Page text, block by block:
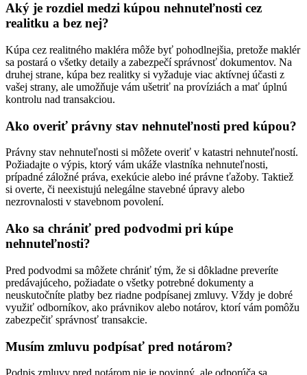
Aký je rozdiel medzi kúpou nehnuteľnosti cez
realitku a bez nej?
Kúpa cez realitného makléra môže byť pohodlnejšia, pretože maklér
sa postará o všetky detaily a zabezpečí správnosť dokumentov. Na
druhej strane, kúpa bez realitky si vyžaduje viac aktívnej účasti z
vašej strany, ale umožňuje vám ušetriť na províziách a mať úplnú
kontrolu nad transakciou.
Ako overiť právny stav nehnuteľnosti pred kúpou?
Právny stav nehnuteľnosti si môžete overiť v katastri nehnuteľností.
Požiadajte o výpis, ktorý vám ukáže vlastníka nehnuteľnosti,
prípadné záložné práva, exekúcie alebo iné právne ťažoby. Taktiež
si overte, či neexistujú nelegálne stavebné úpravy alebo
nezrovnalosti v stavebnom povolení.
Ako sa chrániť pred podvodmi pri kúpe
nehnuteľnosti?
Pred podvodmi sa môžete chrániť tým, že si dôkladne preveríte
predávajúceho, požiadate o všetky potrebné dokumenty a
neuskutočníte platby bez riadne podpísanej zmluvy. Vždy je dobré
využiť odborníkov, ako právnikov alebo notárov, ktorí vám pomôžu
zabezpečiť správnosť transakcie.
Musím zmluvu podpísať pred notárom?